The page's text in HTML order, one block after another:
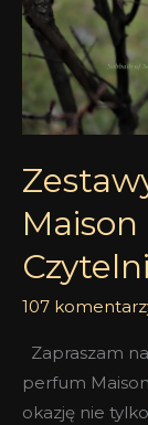
107
Zapraszam
perfum
okazję nie
dla
Czytelników
SoS